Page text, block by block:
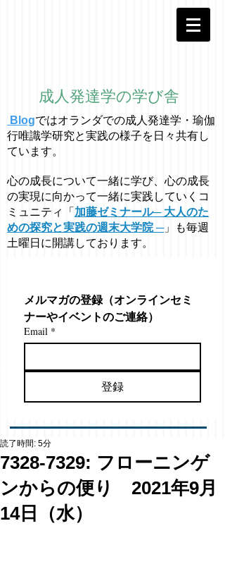
成人発達学の学び舎
Blogではオラ ンダでの成人発達学・ 瑜伽
行唯識学研究と実践の様子を日々共有し
ています。
心の成長について一緒に学び、心の成長
の実現に向かって一緒に実践していくコ
ミュニティ「 加藤ゼミナール─ 大人のた
めの探究と実践の週末大学院 ─」も毎週
土曜日に開講しております。
メルマガの登録（オンラインセミ
ナーやイベントのご連絡）
Email *
登録
7328-7329: フローニンゲ
ンからの便り 2021年9月
14日（水）
読了時間: 5分